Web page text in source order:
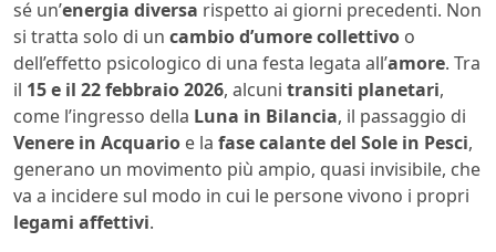
sé un’energia diversa rispetto ai giorni precedenti. Non
si tratta solo di un cambio d’umore collettivo o
dell’effetto psicologico di una festa legata all’amore. Tra
il 15 e il 22 febbraio 2026, alcuni transiti planetari,
come l’ingresso della Luna in Bilancia, il passaggio di
Venere in Acquario e la fase calante del Sole in Pesci,
generano un movimento più ampio, quasi invisibile, che
va a incidere sul modo in cui le persone vivono i propri
legami affettivi.